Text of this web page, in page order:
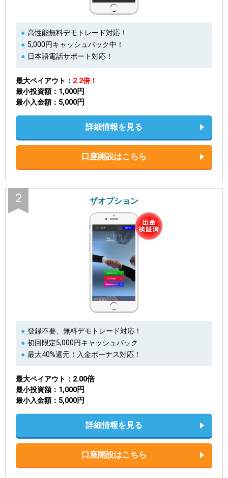
高性能無料デモトレード対応！
5,000円キャッシュバック中！
日本語電話サポート対応！
最大ペイアウト
2.2倍！
最小投資額
1,000円
最小入金額 5,000円
詳細情報を見る
口座開設はこちら
2 ザオプション
登録不要、無料デモトレード対応！
初回限定5,000円キャッシュバック
最大40%還元！入金ボーナス対応！
最大ペイアウト 2.00倍
最小投資額 1,000円
最小入金額 5,000円
詳細情報を見る
口座開設はこちら